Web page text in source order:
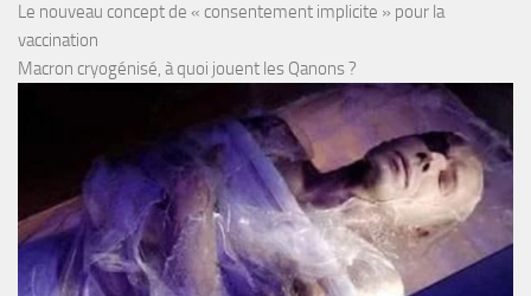
Le nouveau concept de « consentement implicite » pour la
vaccination
Macron cryogénisé, à quoi jouent les Qanons ?